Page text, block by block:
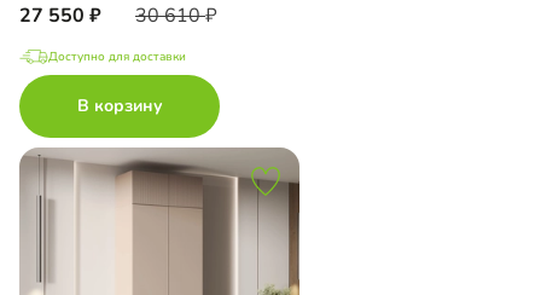
27 550 30 610
Доступно для доставки
В корзину